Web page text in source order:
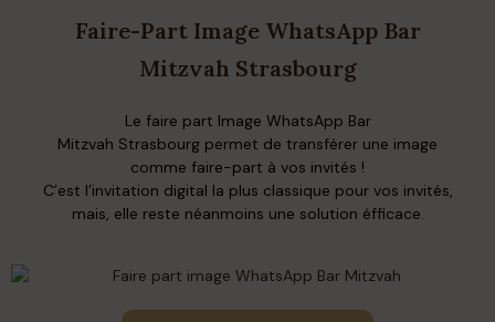
Faire-Part Image WhatsApp Bar
Mitzvah Strasbourg
Le faire part Image WhatsApp Bar
Mitzvah Strasbourg permet de transférer une image
comme faire-part à vos invités !
C’est l’invitation digital la plus classique pour vos invités,
mais, elle reste néanmoins une solution éfficace.